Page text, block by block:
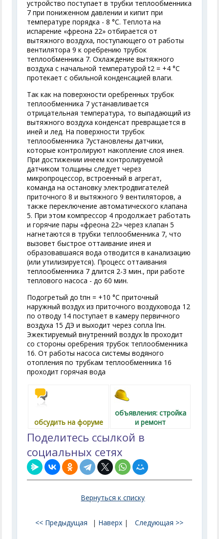
устройство поступает в трубки теплообменника
7 при пониженном давлении и кипит при
температуре порядка - 8 °С. Теплота на
испарение «фреона 22» отбирается от
вытяжного воздуха, поступающего от работы
вентилятора 9 к оребрению трубок
теплообменника 7. Охлаждение вытяжного
воздуха с начальной температурой t2 = +4 °С
протекает с обильной конденсацией влаги.
Так как на поверхности оребренных трубок
теплообменника 7 устанавливается
отрицательная температура, то выпадающий из
вытяжного воздуха конденсат превращается в
иней и лед. На поверхности трубок
теплообменника 7установлены датчики,
которые контролируют накопление слоя инея.
При достижении инеем контролируемой
датчиком толщины следует через
микропроцессор, встроенный в агрегат,
команда на остановку электродвигателей
приточного 8 и вытяжного 9 вентиляторов, а
также переключение автоматического клапана
5. При этом компрессор 4 продолжает работать
и горячие пары «фреона 22» через клапан 5
нагнетаются в трубки теплообменника 7, что
вызовет быстрое оттаивание инея и
образовавшаяся вода отводится в канализацию
(или утилизируется). Процесс оттаивания
теплообменника 7 длится 2-3 мин., при работе
теплового насоса - до 60 мин.
Подогретый до tпн = +10 °С приточный
наружный воздух из приточного воздуховода 12
по отводу 14 поступает в камеру первичного
воздуха 15 ДЭ и выходит через сопла lпн.
Эжектируемый внутренний воздух lв проходит
со стороны оребрения трубок теплообменника
16. От работы насоса системы водяного
отопления по трубкам теплообменника 16
проходит горячая вода
обсудить на форуме
объявления: стройка
и ремонт
Поделитесь ссылкой в
социальных сетях
Вернуться к списку
<< Предыдущая | Наверх | Следующая >>